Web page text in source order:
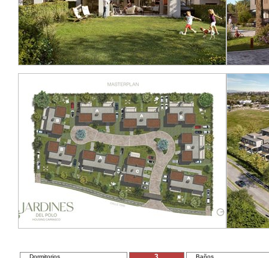
Dormitorios
Baños